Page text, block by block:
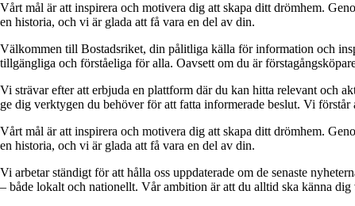
Vårt mål är att inspirera och motivera dig att skapa ditt drömhem.
en historia, och vi är glada att få vara en del av din.
Välkommen till Bostadsriket, din pålitliga källa för information och
tillgängliga och förståeliga för alla. Oavsett om du är
Vi strävar efter att erbjuda en plattform där du kan hitta relevant och
ge dig verktygen du behöver för att fatta informerade beslut. Vi
Vårt mål är att inspirera och motivera dig att skapa ditt drömhem.
en historia, och vi är glada att få vara en del av din.
Vi arbetar ständigt för att hålla oss uppdaterade om de senaste
– både lokalt och nationellt. Vår ambition är att du alltid ska känna